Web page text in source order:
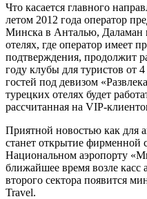
Что касается главного
летом 2012 года оператор
Минска в Анталью, Даламан
отелях, где оператор имеет
подтверждения, продолжит
году клубы для туристов от
гостей под девизом
турецких отелях будет
рассчитанная на VIP-
Приятной новостью как для
станет открытие фирменной
Национальном аэропорту
ближайшее время возле касс
второго сектора появится
Travel.